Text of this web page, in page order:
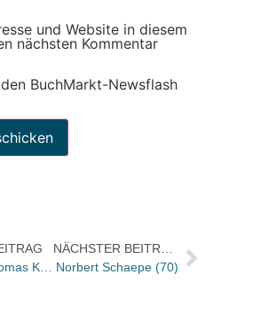
und Website in diesem
nächsten Kommentar
BuchMarkt-Newsflash
Schweiz: Thomas Knapp feierte seine „15 Verlagsjahre“ – und Alex Capus sang seinem Schulfreund ein Ständchen
Norbert Schaepe (70)